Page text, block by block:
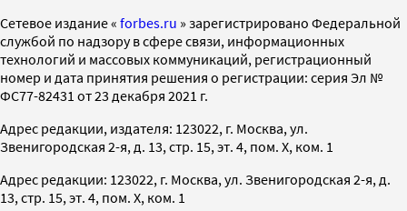
Cетевое издание « forbes.ru » зарегистрировано Федеральной
службой по надзору в сфере связи, информационных
технологий и массовых коммуникаций, регистрационный
номер и дата принятия решения о регистрации: серия Эл №
ФС77-82431 от 23 декабря 2021 г.
Адрес редакции, издателя: 123022, г. Москва, ул.
Звенигородская 2-я, д. 13, стр. 15, эт. 4, пом. X, ком. 1
Адрес редакции: 123022, г. Москва, ул. Звенигородская 2-я, д.
13, стр. 15, эт. 4, пом. X, ком. 1